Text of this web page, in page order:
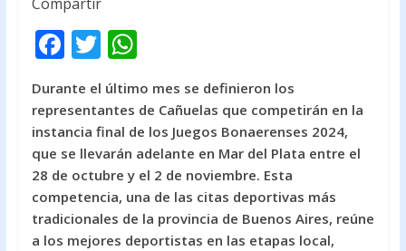
F
e
b
o
o
k
T
w
itt
er
W
at
s
A
p
p
Durante el último mes se definieron los
representantes de Cañuelas que competirán en la
instancia final de los Juegos Bonaerenses 2024,
que se llevarán adelante en Mar del Plata entre el
28 de octubre y el 2 de noviembre. Esta
competencia, una de las citas deportivas más
tradicionales de la provincia de Buenos Aires, reúne
a los mejores deportistas en las etapas local,